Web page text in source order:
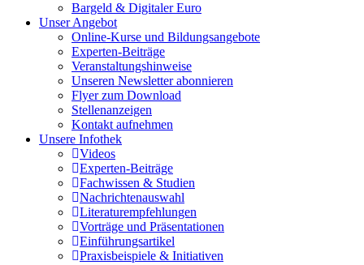
Bargeld & Digitaler Euro
Unser Angebot
Online-Kurse und Bildungsangebote
Experten-Beiträge
Veranstaltungshinweise
Unseren Newsletter abonnieren
Flyer zum Download
Stellenanzeigen
Kontakt aufnehmen
Unsere Infothek
Videos
Experten-Beiträge
Fachwissen & Studien
Nachrichtenauswahl
Literaturempfehlungen
Vorträge und Präsentationen
Einführungsartikel
Praxisbeispiele & Initiativen